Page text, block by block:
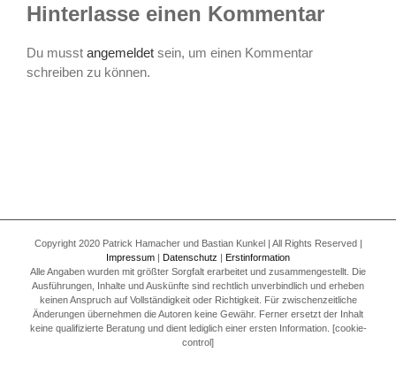
Hinterlasse einen Kommentar
Du musst angemeldet sein, um einen Kommentar
schreiben zu können.
Copyright 2020 Patrick Hamacher und Bastian Kunkel | All Rights Reserved |
Impressum | Datenschutz | Erstinformation
Alle Angaben wurden mit größter Sorgfalt erarbeitet und zusammengestellt. Die
Ausführungen, Inhalte und Auskünfte sind rechtlich unverbindlich und erheben
keinen Anspruch auf Vollständigkeit oder Richtigkeit. Für zwischenzeitliche
Änderungen übernehmen die Autoren keine Gewähr. Ferner ersetzt der Inhalt
keine qualifizierte Beratung und dient lediglich einer ersten Information. [cookie-
control]